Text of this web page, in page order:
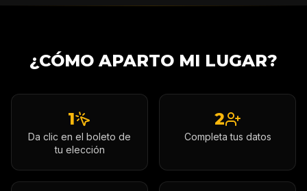
¿CÓMO APARTO MI LUGAR?
1
Da clic en el boleto de
tu elección
2
Completa tus datos